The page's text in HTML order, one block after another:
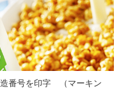
番号を印字 （マーキン